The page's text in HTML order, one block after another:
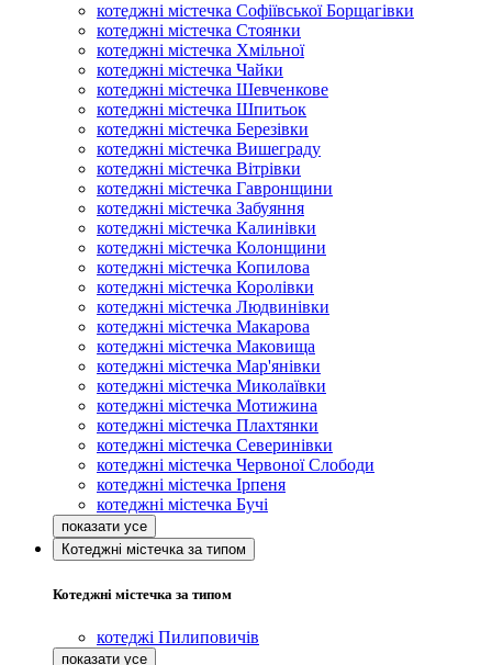
котеджні містечка Софіївської Борщагівки
котеджні містечка Стоянки
котеджні містечка Хмільної
котеджні містечка Чайки
котеджні містечка Шевченкове
котеджні містечка Шпитьок
котеджні містечка Березівки
котеджні містечка Вишеграду
котеджні містечка Вітрівки
котеджні містечка Гавронщини
котеджні містечка Забуяння
котеджні містечка Калинівки
котеджні містечка Колонщини
котеджні містечка Копилова
котеджні містечка Королівки
котеджні містечка Людвинівки
котеджні містечка Макарова
котеджні містечка Маковища
котеджні містечка Мар'янівки
котеджні містечка Миколаївки
котеджні містечка Мотижина
котеджні містечка Плахтянки
котеджні містечка Северинівки
котеджні містечка Червоної Слободи
котеджні містечка Ірпеня
котеджні містечка Бучі
Котеджні містечка за типом
Котеджні містечка за типом
котеджі Пилиповичів